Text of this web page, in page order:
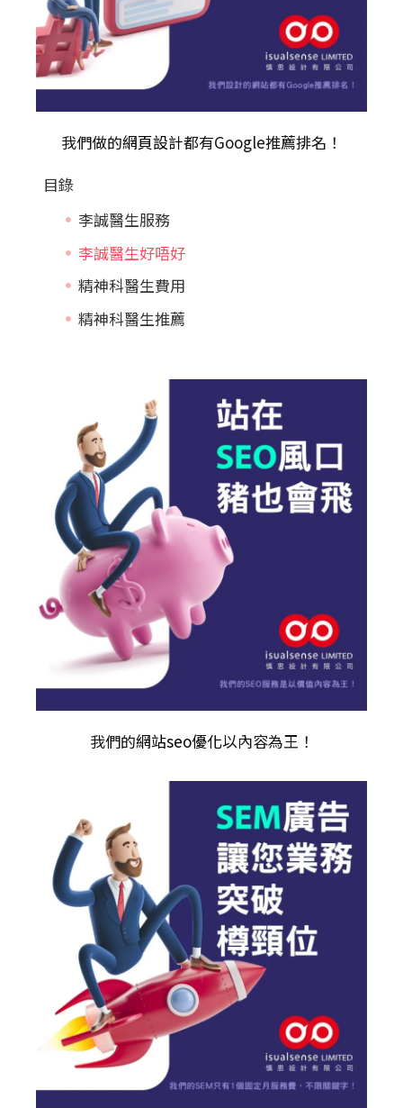
我們做的網頁設計都有Google推薦排名！
目錄
李誠醫生服務
李誠醫生好唔好
精神科醫生費用
精神科醫生推薦
我們的網站seo優化以內容為王！